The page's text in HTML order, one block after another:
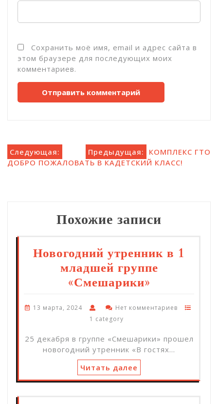
Сохранить моё имя, email и адрес сайта в
этом браузере для последующих моих
комментариев.
Навигация
по
Предыдущая: КОМПЛЕКС ГТО
Следующая:
ДОБРО ПОЖАЛОВАТЬ В КАДЕТСКИЙ КЛАСС!
Похожие записи
Новогодний утренник в 1
младшей группе
«Смешарики»
13 марта, 2024
Нет комментариев
1 category
25 декабря в группе «Смешарики» прошел
новогодний утренник «В гостях…
Читать далее